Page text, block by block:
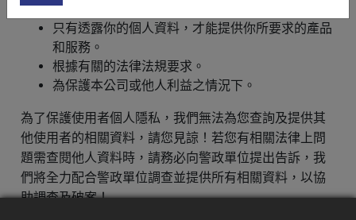
違反本站之服務條款或中華民國法律之情況下。
只有透露你的個人資料，才能提供你所要求的產品
和服務。
根據有關的法律法規要求。
為保護本公司或他人利益之情況下。
為了保護使用者個人隱私，我們無法為您查詢及提供其
他使用者的相關資料，請您見諒！若您有相關法律上問
題需查閱他人資料時，請務必向警政單位提出告訴，我
們將全力配合警政單位調查並提供所有相關資料，以協
助調查及破案！